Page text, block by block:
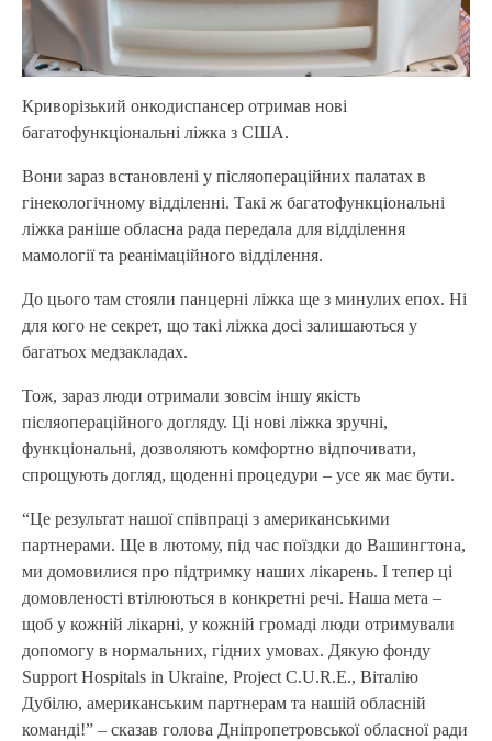
Криворізький онкодиспансер отримав нові
багатофункціональні ліжка з США.
Вони зараз встановлені у післяопераційних палатах в
гінекологічному відділенні. Такі ж багатофункціональні
ліжка раніше обласна рада передала для відділення
мамології та реанімаційного відділення.
До цього там стояли панцерні ліжка ще з минулих епох. Ні
для кого не секрет, що такі ліжка досі залишаються у
багатьох медзакладах.
Тож, зараз люди отримали зовсім іншу якість
післяопераційного догляду. Ці нові ліжка зручні,
функціональні, дозволяють комфортно відпочивати,
спрощують догляд, щоденні процедури – усе як має бути.
“Це результат нашої співпраці з американськими
партнерами. Ще в лютому, під час поїздки до Вашингтона,
ми домовилися про підтримку наших лікарень. І тепер ці
домовленості втілюються в конкретні речі. Наша мета –
щоб у кожній лікарні, у кожній громаді люди отримували
допомогу в нормальних, гідних умовах. Дякую фонду
Support Hospitals in Ukraine, Project C.U.R.E., Віталію
Дубілю, американським партнерам та нашій обласній
команді!” – сказав голова Дніпропетровської обласної ради